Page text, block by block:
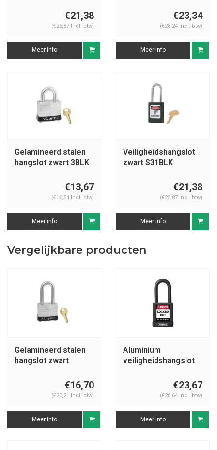
€21,38
(€25,87 Incl. btw)
Meer info
€23,34
(€28,24 Incl. btw)
Meer info
Gelamineerd stalen
hangslot zwart 3BLK
€13,67
(€16,54 Incl. btw)
Meer info
Veiligheidshangslot
zwart S31BLK
€21,38
(€25,87 Incl. btw)
Meer info
Vergelijkbare producten
Gelamineerd stalen
hangslot zwart
€16,70
(€20,21 Incl. btw)
Meer info
Aluminium
veiligheidshangslot
€23,67
(€28,64 Incl. btw)
Meer info